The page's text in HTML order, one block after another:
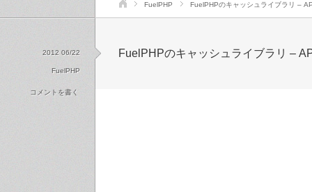
FuelPHP FuelPHPのキャッシュライブラリ –
FuelPHPのキャッシュライブラリ –
2012 06/22
FuelPHP
コメントを書く